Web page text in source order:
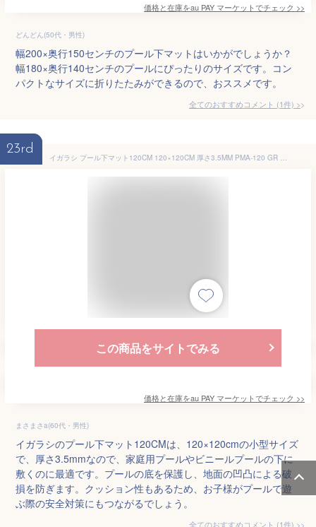
価格と在庫をau PAY マーケットでチェック >>
どんどん(50代・男性)
幅200×奥行150センチのプール下マットはいかがでしょうか？
幅180×奥行140センチのプールにぴったりのサイズです。コン
パクトなサイズに折りたたみができるので、おススメです。
全てのおすすめコメント (1件) >
23rd
イガラシ プール下マット120CM 120×120CM 厚さ3.5MM PMA-120 GR 小型
この商品をサイトでみる
価格と在庫をau PAY マーケットでチェック >>
まさまさa(60代・男性)
イガラシのプール下マット120CMは、120×120cmの小型サイズ
で、厚さ3.5mmなので、家庭用プールやビニールプールの下に
敷くのに最適です。プールの底を保護し、地面の凹凸による破
損を防ぎます。クッション性もあるため、お子様がプールで遊
ぶ際の安全対策にもつながるでしょう。
全てのおすすめコメント (1件) >